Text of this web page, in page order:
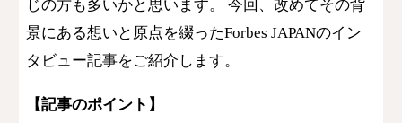
じの方も多いかと思います。 今回、改めてその背
景にある想いと原点を綴ったForbes JAPANのイン
タビュー記事をご紹介します。
【​記事のポイント】